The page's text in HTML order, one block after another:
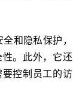
和隐私保护，
。此外，它还
控制员工的访